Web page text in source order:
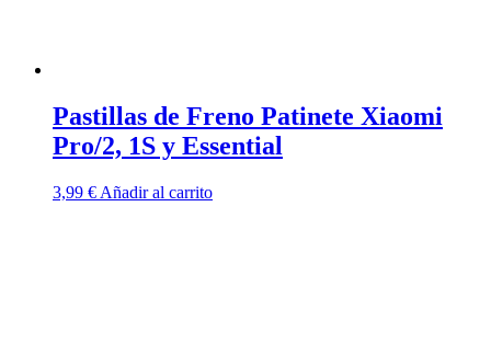
Pastillas de Freno Patinete Xiaomi
Pro/2, 1S y Essential
3,99 € Añadir al carrito